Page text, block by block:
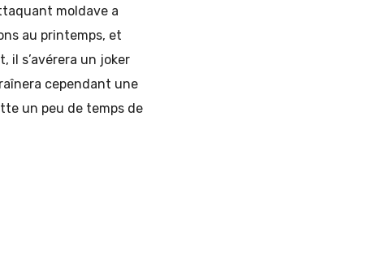
moldave a
au printemps, et
il s’avérera un joker
cependant une
un peu de temps de